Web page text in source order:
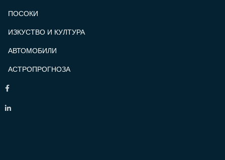
ПОСОКИ
ИЗКУСТВО И КУЛТУРА
АВТОМОБИЛИ
АСТРОПРОГНОЗА